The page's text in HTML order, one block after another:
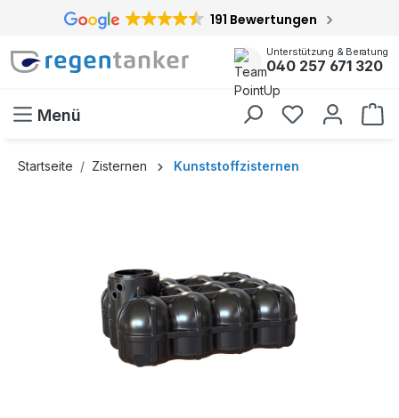
springen 191 Bewertungen
Unterstützung & Beratung
040 257 671 320
Menü
Startseite Zisternen Kunststoffzisternen